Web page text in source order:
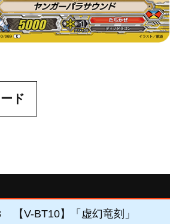
ド
【V-BT10】「虚幻竜刻」